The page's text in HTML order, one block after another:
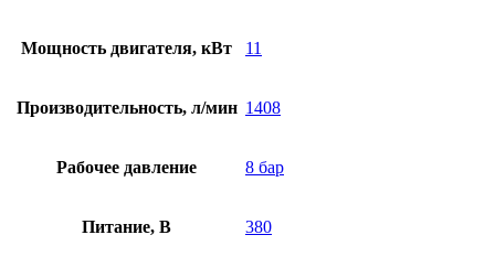
Мощность двигателя, кВт 11
Производительность, л/мин 1408
Рабочее давление 8 бар
Питание, В 380